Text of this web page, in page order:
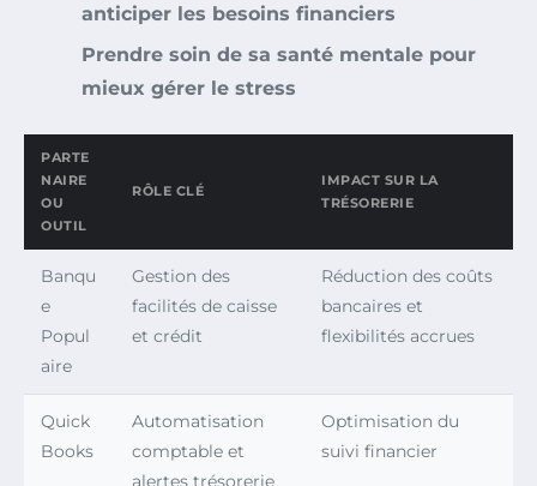
anticiper les besoins financiers
Prendre soin de sa santé mentale pour
mieux gérer le stress
PARTE
NAIRE
OU
OUTIL
RÔLE CLÉ
IMPACT SUR LA
TRÉSORERIE
Banqu
e
Popul
aire
Gestion des
facilités de caisse
et crédit
Réduction des coûts
bancaires et
flexibilités accrues
Quick
Books
Automatisation
comptable et
alertes trésorerie
Optimisation du
suivi financier